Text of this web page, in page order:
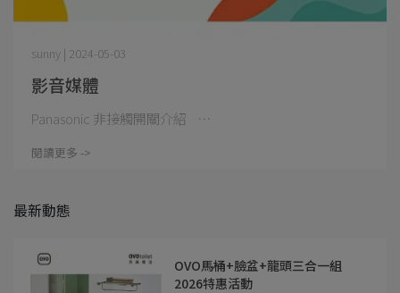
影音媒體
sunny | 2024-05-03
Panasonic 非接觸開關介紹 ⋯
閱讀更多 ->
最新動態
OVO馬桶+臉盆+龍頭三合一組
2026特惠活動